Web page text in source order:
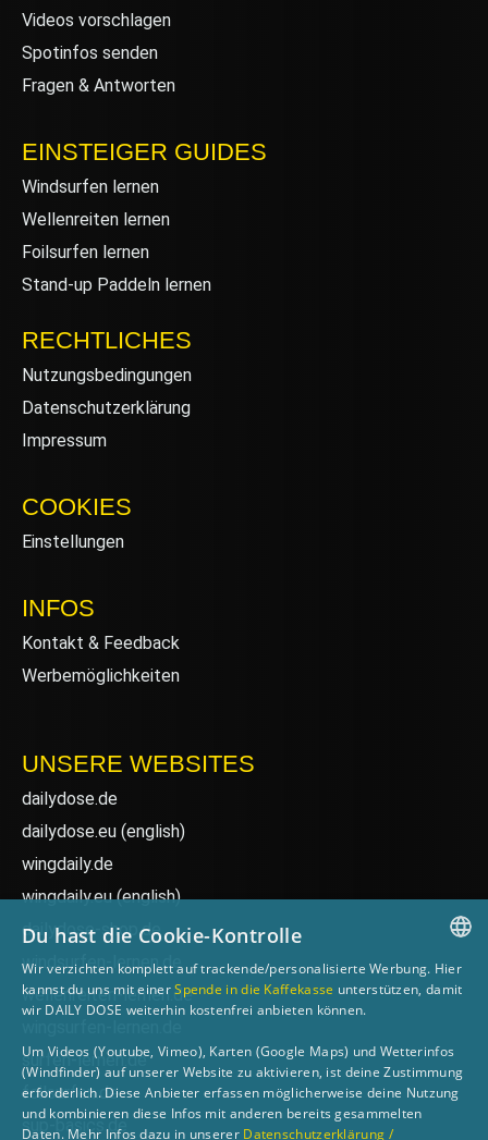
Videos vorschlagen
Spotinfos senden
Fragen & Antworten
EINSTEIGER GUIDES
Windsurfen lernen
Wellenreiten lernen
Foilsurfen lernen
Stand-up Paddeln lernen
RECHTLICHES
Nutzungsbedingungen
Datenschutzerklärung
Impressum
COOKIES
Einstellungen
INFOS
Kontakt & Feedback
Werbemöglichkeiten
UNSERE WEBSITES
dailydose.de
dailydose.eu (english)
wingdaily.de
wingdaily.eu(english)
dailydose-shop.de
windsurfen-lernen.de
wellenreiten-lernen.de
surfen-lernen.de
foilsurfen.de
sup-basics.de
GERMAN
Du hast die Cookie-Kontrolle
Wir verzichten komplett auf trackende/personalisierte Werbung. Hier
kannst du uns mit einerSpende in die Kaffekasse unterstützen, damit
wir DAILY DOSE weiterhin kostenfrei anbieten können.
Um Videos (Youtube, Vimeo), Karten (Google Maps) und Wetterinfos
(Windfinder) auf unserer Website zu aktivieren, ist deine Zustimmung
erforderlich. Diese Anbieter erfassen möglicherweise deine Nutzung
und kombinieren diese Infos mit anderen bereits gesammelten
Daten. Mehr Infos dazu in unserer Datenschutzerklärung /